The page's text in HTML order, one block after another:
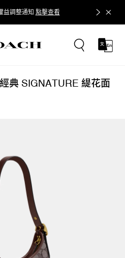
益調整通知 點擊查看 立即追蹤
典 SIGNATURE 緹花面